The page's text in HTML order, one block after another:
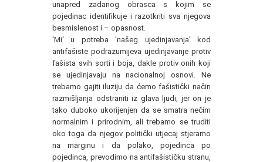
unapred zadanog obrasca s kojim se
pojedinac identifikuje i razotkriti sva njegova
besmislenost i – opasnost.
'Mi' u potreba 'našeg ujedinjavanja' kod
antifašiste podrazumijeva ujedinjavanje protiv
fašista svih sorti i boja, dakle protiv onih koji
se ujedinjavaju na nacionalnoj osnovi. Ne
trebamo gajiti iluziju da ćemo fašistički način
razmišljanja odstraniti iz glava ljudi, jer on je
tako duboko ukorijenjen da se smatra nečim
normalnim i prirodnim, ali trebamo se truditi
oko toga da njegov politički utjecaj stjeramo
na marginu i da polako, pojedinca po
pojedinca, prevodimo na antifašističku stranu,